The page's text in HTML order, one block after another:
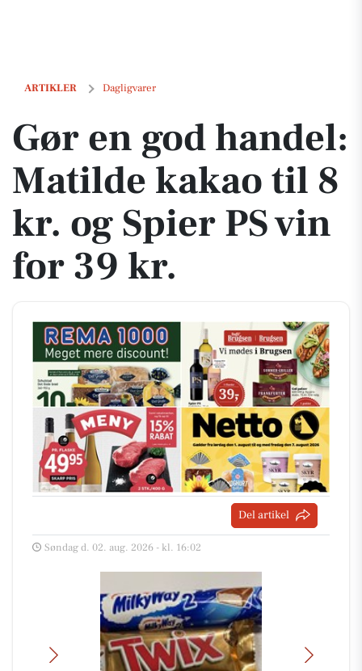
ARTIKLER Dagligvarer
Gør en god handel: Matilde kakao til 8 kr. og Spier PS vin for 39 kr.
Gør en god handel:
Matilde kakao til 8
kr. og Spier PS vin
for 39 kr.
Del artikel
Søndag d. 02. aug. 2026 - kl. 16:02